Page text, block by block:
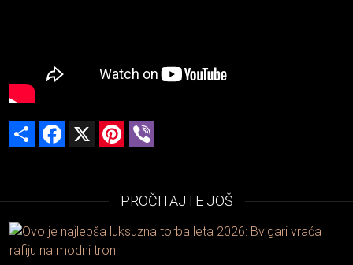
Share Facebook Pinterest
PROČITAJTE JOŠ